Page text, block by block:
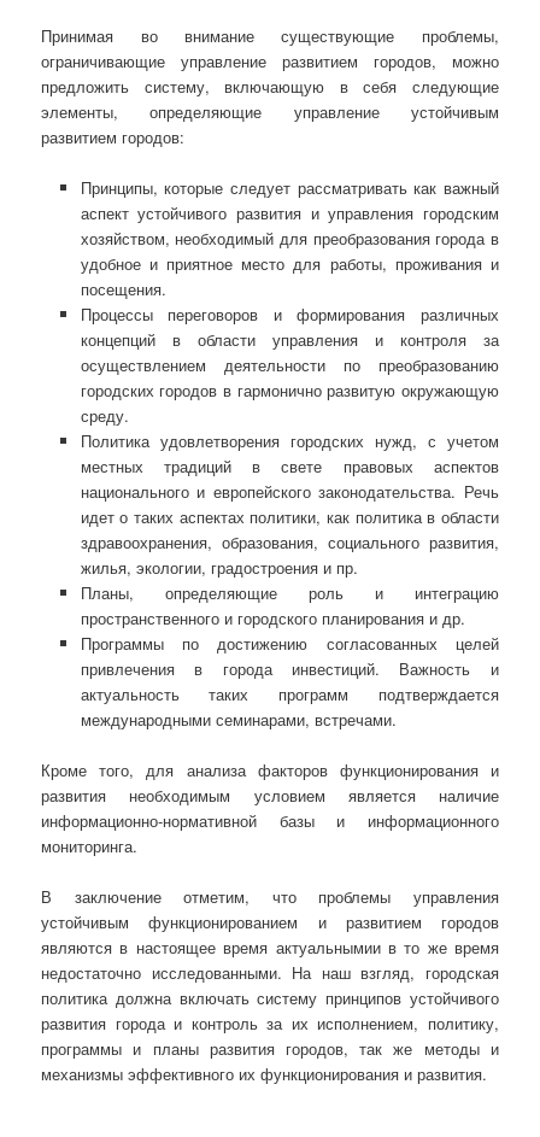
Принимая во внимание существующие проблемы,
ограничивающие управление развитием городов, можно
предложить систему, включающую в себя следующие
элементы, определяющие управление устойчивым
развитием городов:
Принципы, которые следует рассматривать как важный
аспект устойчивого развития и управления городским
хозяйством, необходимый для преобразования города в
удобное и приятное место для работы, проживания и
посещения.
Процессы переговоров и формирования различных
концепций в области управления и контроля за
осуществлением деятельности по преобразованию
городских городов в гармонично развитую окружающую
среду.
Политика удовлетворения городских нужд, с учетом
местных традиций в свете правовых аспектов
национального и европейского законодательства. Речь
идет о таких аспектах политики, как политика в области
здравоохранения, образования, социального развития,
жилья, экологии, градостроения и пр.
Планы, определяющие роль и интеграцию
пространственного и городского планирования и др.
Программы по достижению согласованных целей
привлечения в города инвестиций. Важность и
актуальность таких программ подтверждается
международными семинарами, встречами.
Кроме того, для анализа факторов функционирования и
развития необходимым условием является наличие
информационно-нормативной базы и информационного
мониторинга.
В заключение отметим, что проблемы управления
устойчивым функционированием и развитием городов
являются в настоящее время актуальнымии в то же время
недостаточно исследованными. На наш взгляд, городская
политика должна включать систему принципов устойчивого
развития города и контроль за их исполнением, политику,
программы и планы развития городов, так же методы и
механизмы эффективного их функционирования и развития.